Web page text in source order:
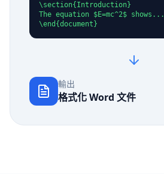
\section{Introduction}
The equation $E=mc^2$ shows...
\end{document}
輸出
格式化 Word 文件